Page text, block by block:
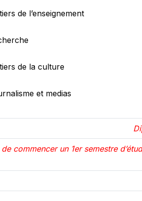
de l’enseignement
de la culture
et medias
commencer un 1er semestre